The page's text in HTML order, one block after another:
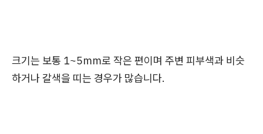
크기는 보통 1~5mm로 작은 편이며 주변 피부색과 비슷
하거나 갈색을 띠는 경우가 많습니다.